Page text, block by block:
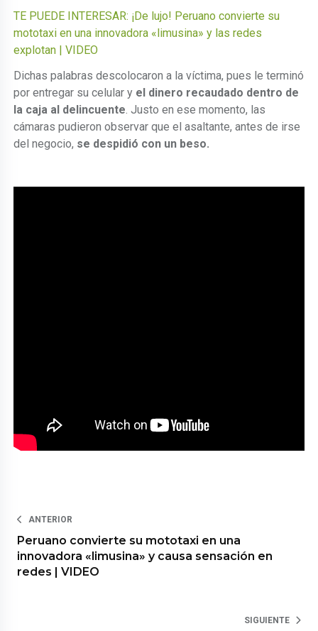
TE PUEDE INTERESAR: ¡De lujo! Peruano convierte su
mototaxi en una innovadora «limusina» y las redes
explotan | VIDEO
Dichas palabras descolocaron a la víctima, pues le terminó
por entregar su celular y el dinero recaudado dentro de
la caja al delincuente . Justo en ese momento, las
cámaras pudieron observar que el asaltante, antes de irse
del negocio, se despidió con un beso.
ANTERIOR
Peruano convierte su mototaxi en una
innovadora «limusina» y causa sensación en
redes | VIDEO
SIGUIENTE